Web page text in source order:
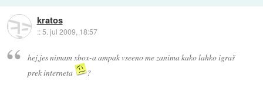
kratos
::5. jul 2009, 18:57
hej,jes nimam xbox-a ampak vseeno me zanima kako lahko igraš
prek interneta
?